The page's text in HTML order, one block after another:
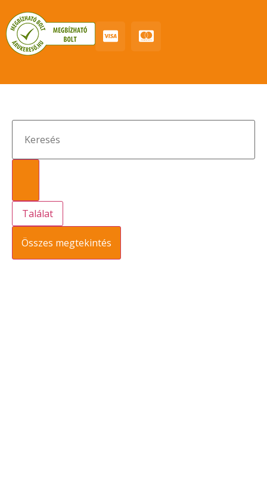
Találat
Összes megtekintés